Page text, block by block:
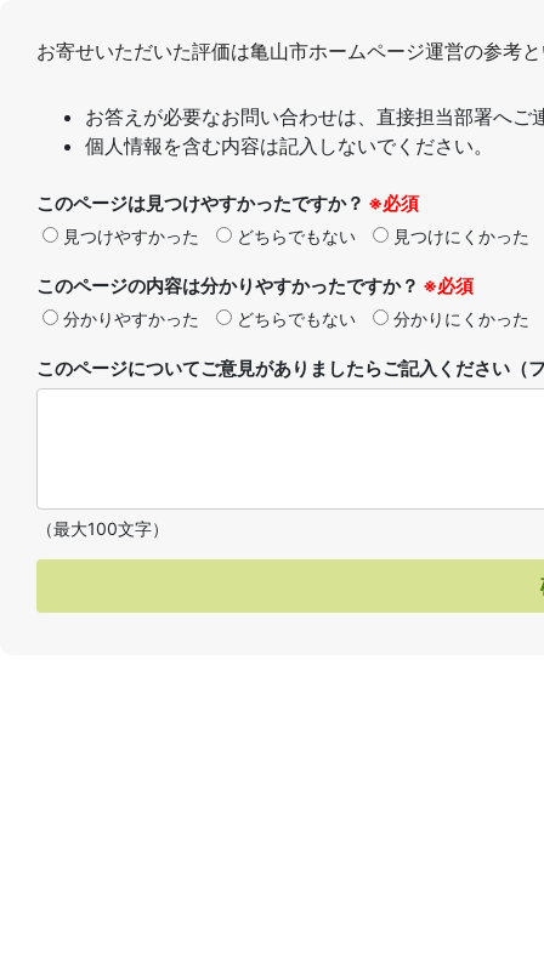
お寄せいただいた評価は亀山市ホームページ運営の参考
お答えが必要なお問い合わせは、直接担当部署へご
個人情報を含む内容は記入しないでください。
このページは見つけやすかったですか？ ※必須
見つけやすかった どちらでもない 見つけにくかった
このページの内容は分かりやすかったですか？ ※必須
分かりやすかった どちらでもない 分かりにくかった
このページについてご意見がありましたらご記入ください
（最大100文字）